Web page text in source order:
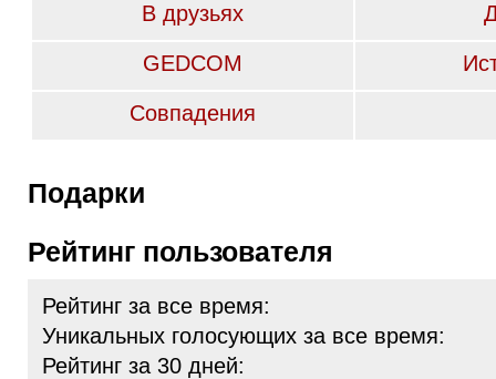
В друзьях
GEDCOM
Совпадения
Подарки
Рейтинг пользователя
Рейтинг за все время:
Уникальных голосующих за все время:
Рейтинг за 30 дней: